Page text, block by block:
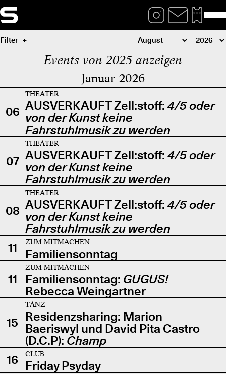
Filter
Events von 2025 anzeigen
Januar 2026
06
THEATER
AUSVERKAUFT Zell:stoff: 4/5 oder
von der Kunst keine
Fahrstuhlmusik zu werden
07
THEATER
AUSVERKAUFT Zell:stoff: 4/5 oder
von der Kunst keine
Fahrstuhlmusik zu werden
08
THEATER
AUSVERKAUFT Zell:stoff: 4/5 oder
von der Kunst keine
Fahrstuhlmusik zu werden
11
ZUM MITMACHEN
Familiensonntag
11
ZUM MITMACHEN
Familiensonntag: GUGUS!
Rebecca Weingartner
15
TANZ
Residenzsharing: Marion
Baeriswyl und David Pita Castro
(D.C.P): Champ
16
CLUB
Friday Psyday